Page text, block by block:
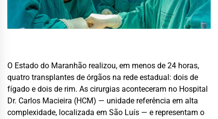
O Estado do Maranhão realizou, em menos de 24 horas,
quatro transplantes de órgãos na rede estadual: dois de
fígado e dois de rim. As cirurgias aconteceram no Hospital
Dr. Carlos Macieira (HCM) — unidade referência em alta
complexidade, localizada em São Luís — e representam o